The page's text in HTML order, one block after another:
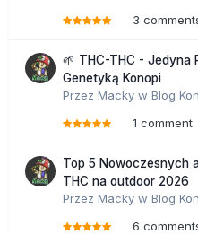
3
🌱 THC-THC - Jedyna
Genetyką Konopi
Przez Macky w Blog
1 comment
Top 5 Nowoczesnych
THC na outdoor 2026
Przez Macky w Blog
6